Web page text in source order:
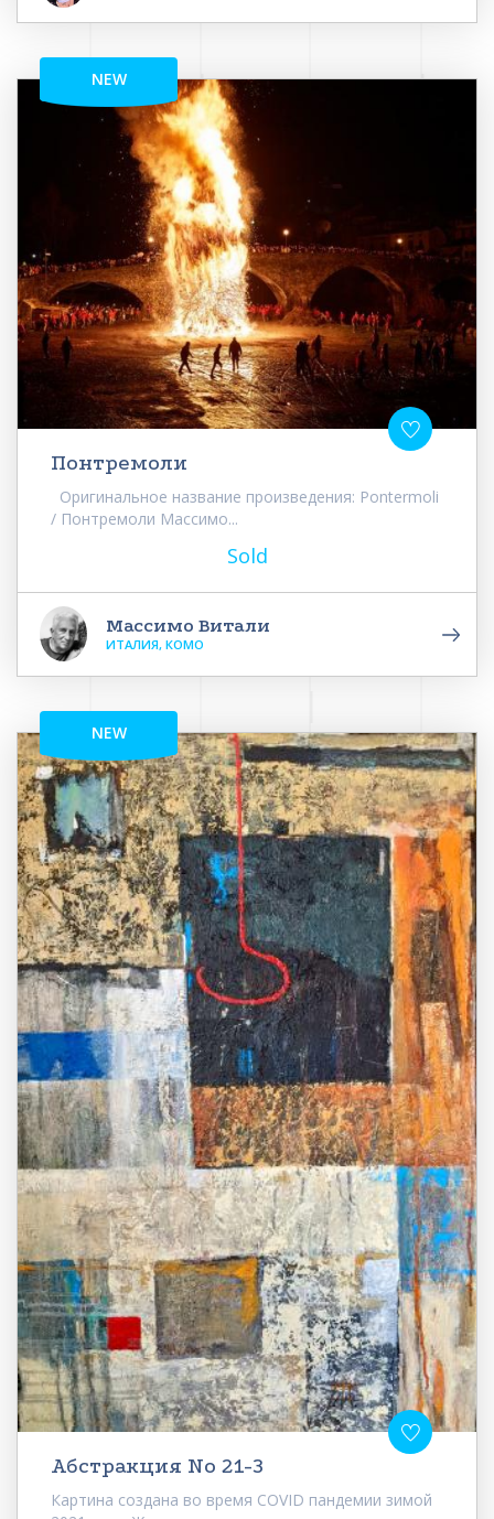
NEW
Понтремоли
Оригинальное название произведения: Pontermoli
/ Понтремоли Массимо...
Sold
Массимо Витали
ИТАЛИЯ, КОМО
NEW
Абстракция No 21-3
Картина создана во время COVID пандемии зимой